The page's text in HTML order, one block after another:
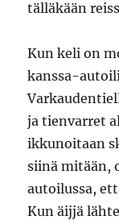
tälläkään
Kun keli on
kanssa-
ja tienvarret
ikkunoitaan
siinä mitään,
autoilussa,
Kun äijjä